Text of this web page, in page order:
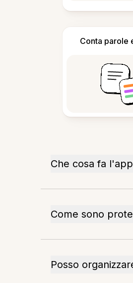
Conta parole
Che cosa fa
Come sono
Posso